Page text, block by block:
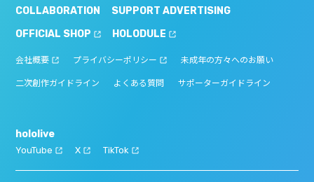
COLLABORATION
SUPPORT ADVERTISING
OFFICIAL SHOP
HOLODULE
会社概要 プライバシーポリシー 未成年の方々へのお願い
二次創作ガイドライン よくある質問 サポーターガイドライン
hololive
YouTube X TikTok